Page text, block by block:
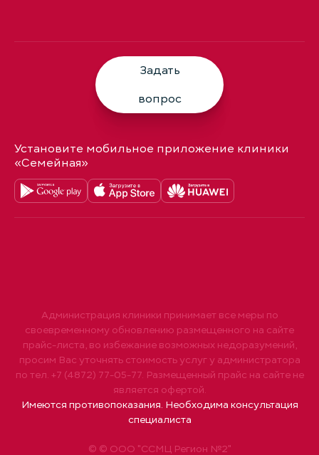
Задать
вопрос
Установите мобильное приложение клиники
«Семейная»
© © ООО "ССМЦ Регион №2"
Администрация клиники принимает все меры по
своевременному обновлению размещенного на сайте
прайс-листа, во избежание возможных недоразумений,
просим Вас уточнять стоимость услуг у администратора
по тел. +7 (4872) 77-05-77. Размещенный прайс на сайте не
является офертой.
Имеются противопоказания. Необходима консультация
специалиста